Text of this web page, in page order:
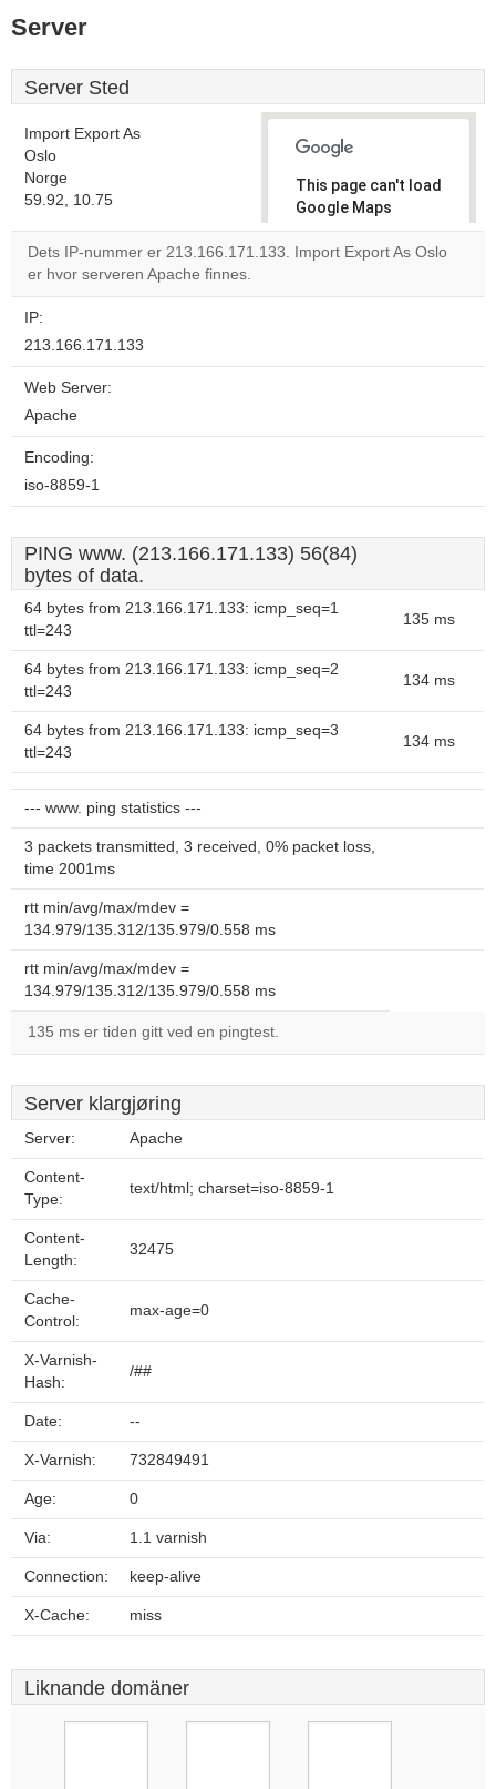
Server
Server Sted
Import Export As
Oslo
Norge
59.92, 10.75
This page can't load
Google Maps
correctly.
own this
OK
Dets IP-nummer er 213.166.171.133. Import Export As Oslo
er hvor serveren Apache finnes.
IP:
213.166.171.133
Web Server:
Apache
Encoding:
iso-8859-1
PING www. (213.166.171.133) 56(84)
bytes of data.
64 bytes from 213.166.171.133: icmp_seq=1
ttl=243
135 ms
64 bytes from 213.166.171.133: icmp_seq=2
ttl=243
134 ms
64 bytes from 213.166.171.133: icmp_seq=3
ttl=243
134 ms
--- www. ping statistics ---
3 packets transmitted, 3 received, 0% packet loss,
time 2001ms
rtt min/avg/max/mdev =
134.979/135.312/135.979/0.558 ms
rtt min/avg/max/mdev =
134.979/135.312/135.979/0.558 ms
135 ms er tiden gitt ved en pingtest.
Server klargjøring
Server: Apache
Content-
Type:
text/html; charset=iso-8859-1
Content-
Length:
32475
Cache-
Control:
max-age=0
X-Varnish-
Hash:
/##
Date: --
X-Varnish: 732849491
Age: 0
Via: 1.1 varnish
Connection: keep-alive
X-Cache: miss
Liknande domäner